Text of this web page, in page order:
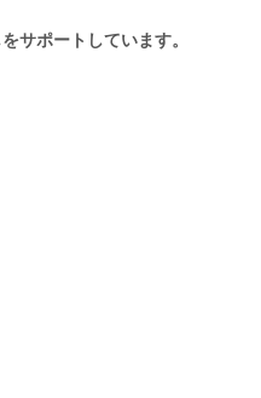
サポートしています。